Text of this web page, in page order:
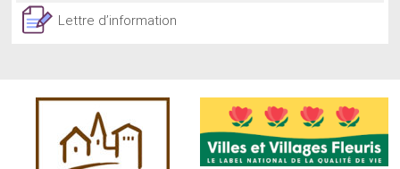
Lettre d’information